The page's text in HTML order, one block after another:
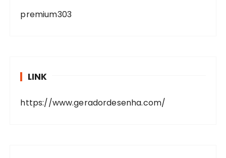
premium303
LINK
https://www.geradordesenha.com/